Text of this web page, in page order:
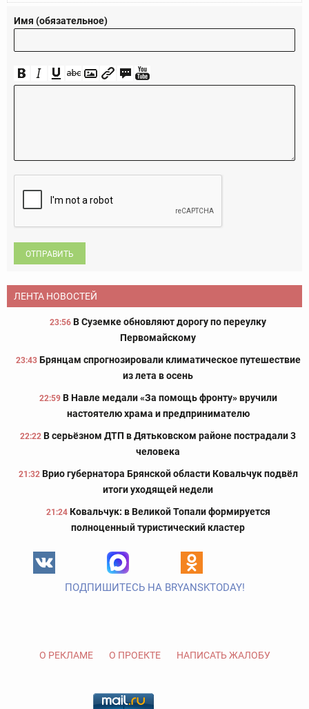
Имя (обязательное)
ОТПРАВИТЬ
ЛЕНТА НОВОСТЕЙ
23:56 В Суземке обновляют дорогу по переулку
Первомайскому
23:43 Брянцам спрогнозировали климатическое путешествие
из лета в осень
22:59 В Навле медали «За помощь фронту» вручили
настоятелю храма и предпринимателю
22:22 В серьёзном ДТП в Дятьковском районе пострадали 3
человека
21:32 Врио губернатора Брянской области Ковальчук подвёл
итоги уходящей недели
21:24 Ковальчук: в Великой Топали формируется
полноценный туристический кластер
ПОДПИШИТЕСЬ НА BRYANSKTODAY!
О РЕКЛАМЕ О ПРОЕКТЕ НАПИСАТЬ ЖАЛОБУ